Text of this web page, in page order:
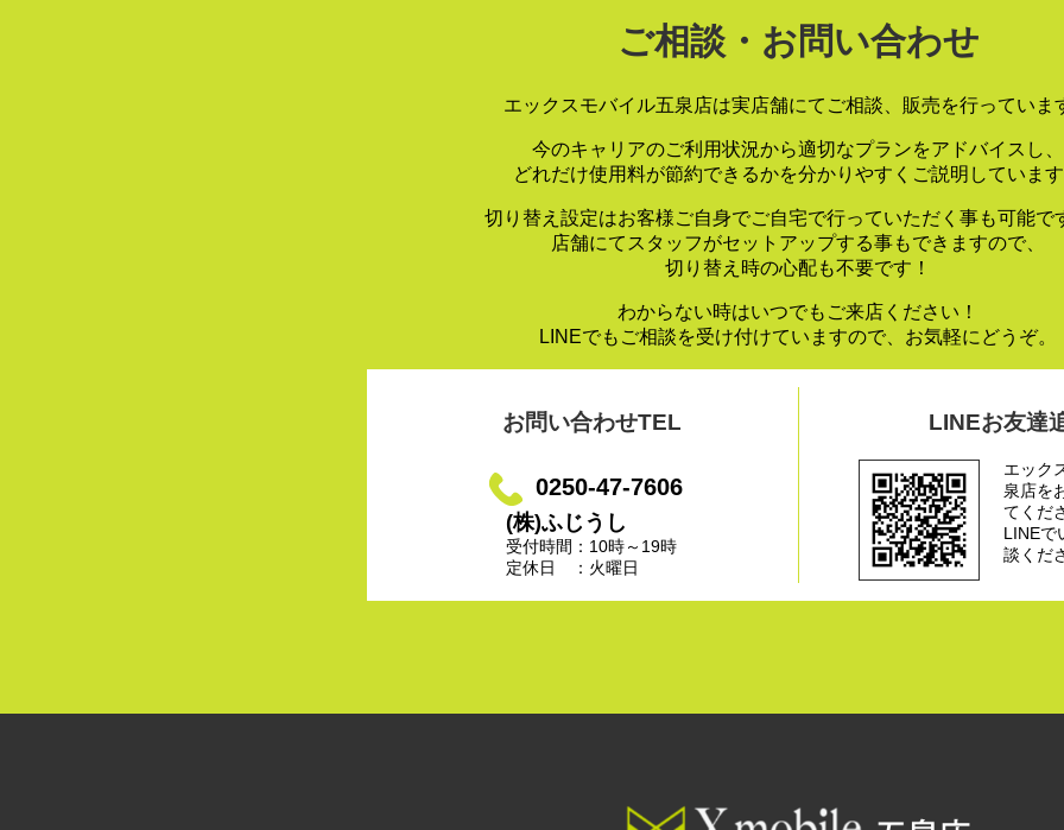
ご相談・お問い合わせ
エックスモバイル五泉店は実店舗にてご相談、販売を行っていま
今のキャリアのご利用状況から適切なプランをアドバイスし、
どれだけ使用料が節約できるかを分かりやすくご説明していま
切り替え設定はお客様ご自身でご自宅で行っていただく事も可能で
店舗にてスタッフがセットアップする事もできますので、
切り替え時の心配も不要です！
わからない時はいつでもご来店ください！
LINEでもご相談を受け付けていますので、お気軽にどうぞ。
お問い合わせTEL
0250-47-7606
(株)ふじうし
受付時間：10時～19時
定休日 ：火曜日
LINEお友達
エック
泉店を
てくだ
LINEで
談くだ